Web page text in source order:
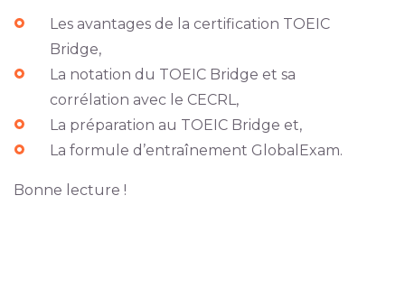
Les avantages de la certification TOEIC
Bridge,
La notation du TOEIC Bridge et sa
corrélation avec le CECRL,
La préparation au TOEIC Bridge et,
La formule d’entraînement GlobalExam.
Bonne lecture !